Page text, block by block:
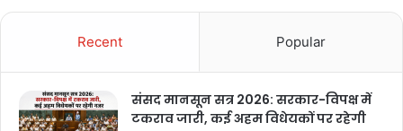
Recent Popular
संसद मानसून सत्र 2026: सरकार-विपक्ष में
टकराव जारी, कई अहम विधेयकों पर रहेगी